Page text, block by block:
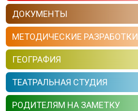
ДОКУМЕНТЫ
МЕТОДИЧЕСКИЕ РАЗРАБОТКИ
ГЕОГРАФИЯ
ТЕАТРАЛЬНАЯ СТУДИЯ
РОДИТЕЛЯМ НА ЗАМЕТКУ